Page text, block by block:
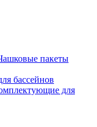
пакеты
бассейнов
для